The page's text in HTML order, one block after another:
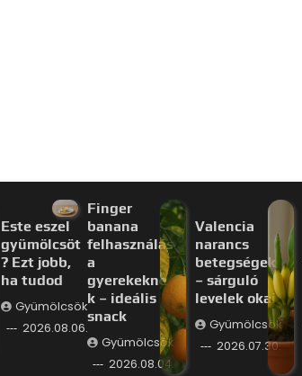
Este eszel
gyümölcsöt
? Ezt jobb,
ha tudod
Gyümölcsök
2026.08.06.
Finger
banana
felhasználás
a
gyerekekne
k – ideális
snack
Gyümölcsök
2026.08.04.
Valencia
narancs
betegségek
– sárguló
levelek okai
Gyümölcsök
2026.07.30.